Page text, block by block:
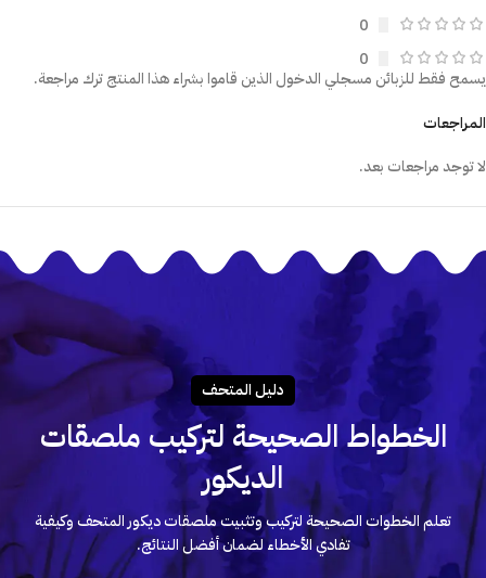
0
0
المراجعات
لا توجد مراجعات بعد.
يسمح فقط للزبائن مسجلي الدخول الذين قاموا بشراء هذا المنتج ترك مراجعة.
دليـل المتحـف
الخطواط الصحيحة لتركيب ملصقات
الديكور
تعلم الخطوات الصحيحة لتركيب وتثبيت ملصقات ديكور المتحف وكيفية
تفادي الأخطاء لضمان أفضل النتائج.